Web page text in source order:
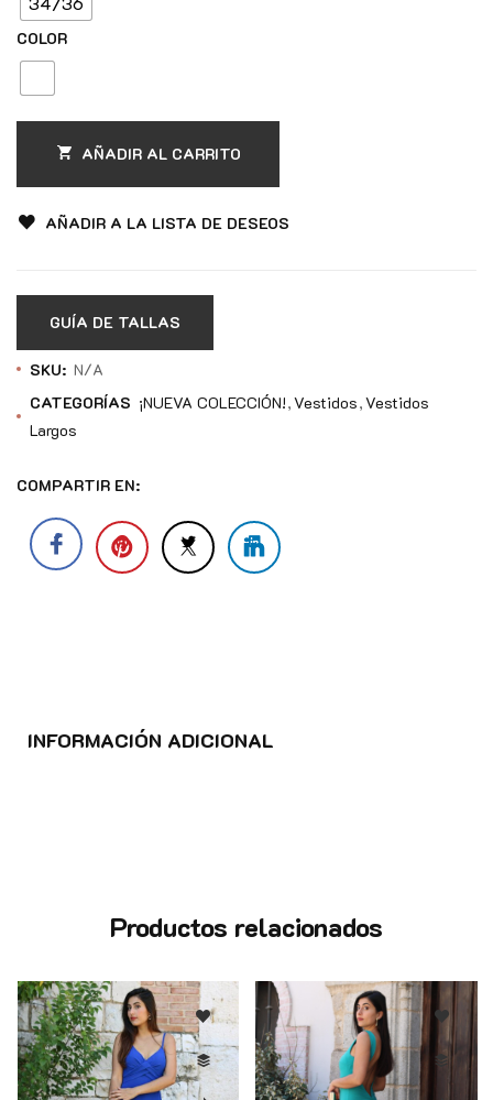
COLOR
AÑADIR AL CARRITO
AÑADIR A LA LISTA DE DESEOS
GUÍA DE TALLAS
SKU: N/A
CATEGORÍAS ¡NUEVA COLECCIÓN! Vestidos Vestidos
Largos
COMPARTIR EN:
INFORMACIÓN ADICIONAL
Productos relacionados